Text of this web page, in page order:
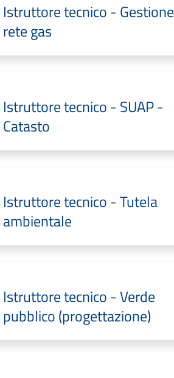
Istruttore tecnico - Gestione
rete gas
Istruttore tecnico - SUAP -
Catasto
Istruttore tecnico - Tutela
ambientale
Istruttore tecnico - Verde
pubblico (progettazione)